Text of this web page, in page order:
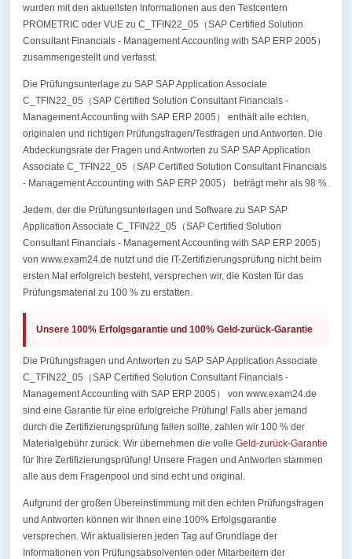
wurden mit den aktuellsten Informationen aus den Testcentern
PROMETRIC oder VUE zu C_TFIN22_05（SAP Certified Solution
Consultant Financials - Management Accounting with SAP ERP 2005）
zusammengestellt und verfasst.
Die Prüfungsunterlage zu SAP SAP Application Associate
C_TFIN22_05（SAP Certified Solution Consultant Financials -
Management Accounting with SAP ERP 2005） enthält alle echten,
originalen und richtigen Prüfungsfragen/Testfragen und Antworten. Die
Abdeckungsrate der Fragen und Antworten zu SAP SAP Application
Associate C_TFIN22_05（SAP Certified Solution Consultant Financials
- Management Accounting with SAP ERP 2005） beträgt mehr als 98 %.
Jedem, der die Prüfungsunterlagen und Software zu SAP SAP
Application Associate C_TFIN22_05（SAP Certified Solution
Consultant Financials - Management Accounting with SAP ERP 2005）
von www.exam24.de nutzt und die IT-Zertifizierungsprüfung nicht beim
ersten Mal erfolgreich besteht, versprechen wir, die Kosten für das
Prüfungsmaterial zu 100 % zu erstatten.
Unsere 100% Erfolgsgarantie und 100% Geld-zurück-Garantie
Die Prüfungsfragen und Antworten zu SAP SAP Application Associate
C_TFIN22_05（SAP Certified Solution Consultant Financials -
Management Accounting with SAP ERP 2005） von www.exam24.de
sind eine Garantie für eine erfolgreiche Prüfung! Falls aber jemand
durch die Zertifizierungsprüfung fallen sollte, zahlen wir 100 % der
Materialgebühr zurück. Wir übernehmen die volle Geld-zurück-Garantie
für Ihre Zertifizierungsprüfung! Unsere Fragen und Antworten stammen
alle aus dem Fragenpool und sind echt und original.
Aufgrund der großen Übereinstimmung mit den echten Prüfungsfragen
und Antworten können wir Ihnen eine 100% Erfolgsgarantie
versprechen. Wir aktualisieren jeden Tag auf Grundlage der
Informationen von Prüfungsabsolventen oder Mitarbeitern der